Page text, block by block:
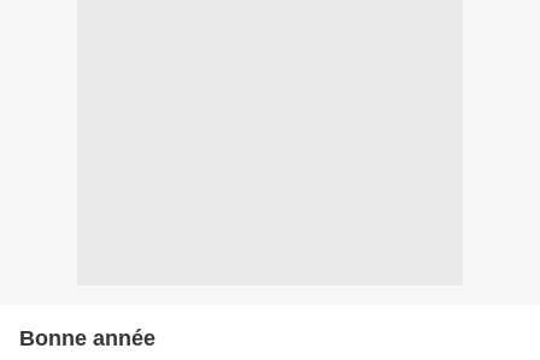
Bonne année